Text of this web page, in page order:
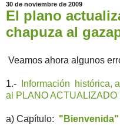
30 de noviembre de 2009
El plano
chapuza al
Veamos ahora algunos
1.-
Información histórica,
al PLANO
a) Capítulo: "Bienvenida"